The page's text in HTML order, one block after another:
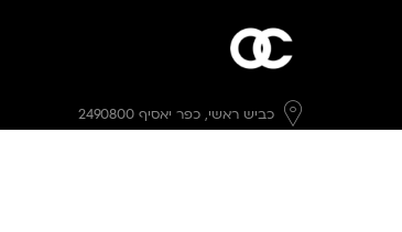
כביש ראשי, כפר יאסיף 2490800